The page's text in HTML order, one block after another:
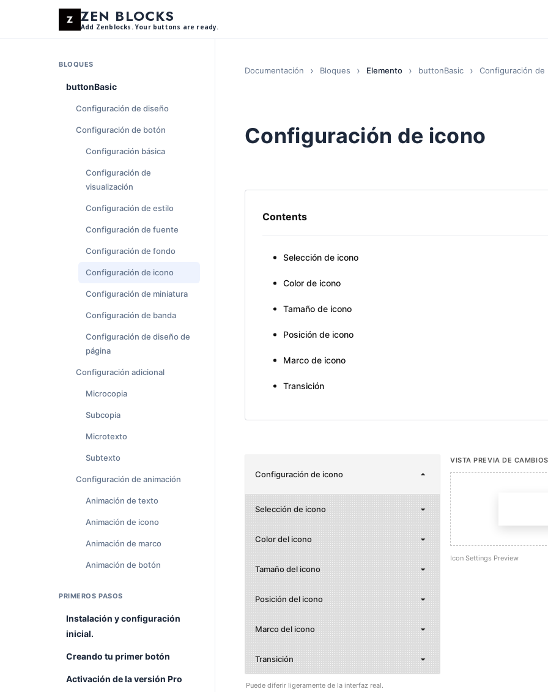
ZEN BLOCKS
Add Zenblocks. Your buttons are ready.
BLOQUES
buttonBasic
Configuración de diseño
Configuración de botón
Configuración básica
Configuración de
visualización
Configuración de estilo
Configuración de fuente
Configuración de fondo
Configuración de icono
Configuración de miniatura
Configuración de banda
Configuración de diseño de
página
Configuración adicional
Microcopia
Subcopia
Microtexto
Subtexto
Configuración de animación
Animación de texto
Animación de icono
Animación de marco
Animación de botón
PRIMEROS PASOS
Instalación y configuración
inicial.
Creando tu primer botón
Activación de la versión Pro
Documentación Bloques Elemento buttonBasic Configuración de
Configuración de icono
Contents
Selección de icono
Color de icono
Tamaño de icono
Posición de icono
Marco de icono
Transición
Configuración de icono
Selección de icono
Color del icono
Tamaño del icono
Posición del icono
Marco del icono
Transición
Puede diferir ligeramente de la interfaz real.
VISTA PREVIA DE CAMBIOS
Icon Settings Preview